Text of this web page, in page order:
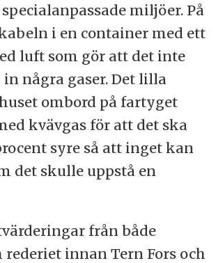
miljöer. På
i en container med ett
luft som gör att det inte
några gaser. Det lilla
ombord på fartyget
kvävgas för att det ska
syre så att inget kan
det skulle uppstå en
från både
innan Tern Fors och